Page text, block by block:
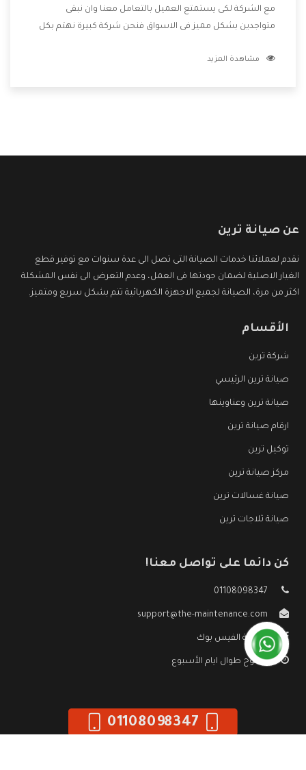
مع الشركة لكى يستمتع العميل بالتعامل معنا وان نبقى
متواجدين بشكل مميز فى الاسواق فنحن شركة كبيرة نهتم بكل
الشركة بها والتى تكون منها خدمة الصيانة التى تكون من أهم
مشاهدة المزيد
عن صيانة ترين
نقدم لعملائنا خدمات الصيانة التى تصل الى عدة سنوات مع توفير قطع
الغيار الاصلية لضمان جودتها فى العمل، وعدم التعرض الى نفس المشكلة
اكثر من مرة، الصيانة لجميع الاجهزة الكهربائية تتم بشكل سريع ومتميز.
الأقسام
شركة ترين
صيانة ترين الرئيسي
صيانة ترين وعناوينها
ارقام صيانة ترين
توكيل ترين
مركز صيانة ترين
صيانة غسالات ترين
صيانة ثلاجات ترين
كن دائما على تواصل معنا!
01108098347
support@the-maintenance.com
صفحة الفيس بوك
مفتوح طوال ايام الأسبوع
01108098347